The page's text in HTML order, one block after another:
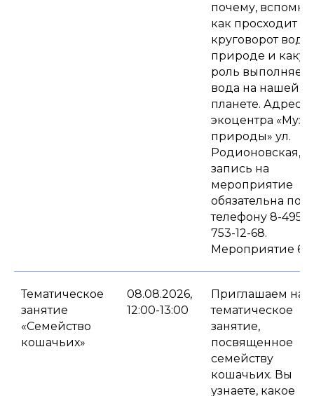
почему,
как просходит
круговорот
природе и
роль выполняет
вода на нашей
планете. Адрес
экоцентра
природы» ул.
Родионовская,
запись на
мероприятие
обязательна по
телефону 8-495-
753-12-68.
Мероприятие 6+.
Тематическое
занятие
«Семейство
кошачьих»
08.08.2026,
12:00-13:00
Приглашаем на
тематическое
занятие,
посвященное
семейству
кошачьих. Вы
узнаете, какое